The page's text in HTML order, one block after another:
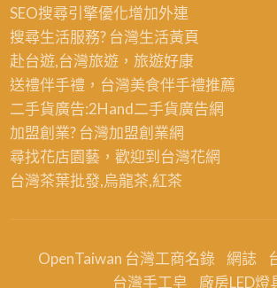
SEO搜尋引擎優化增加外連
搜尋生活服務? 台灣生活黃頁
赴台遊,台灣旅遊，旅遊好康
送禮伴手禮，台灣美食伴手禮推薦
二手貨廣告:2Hand二手貨廣告網
加盟創業? 台灣加盟創業網
尋找花店園藝，歡迎到 台灣花網
台灣茶葉批發,烏龍茶,紅茶
OpenTaiwan 台灣工商名錄 網誌
台灣手工皂
廠房LED燈